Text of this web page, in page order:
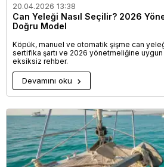
20.04.2026 13:38
Can Yeleği Nasıl Seçilir? 2026
Doğru Model
Köpük, manuel ve otomatik şişme can
sertifika şartı ve 2026 yönetmeliğine
eksiksiz rehber.
Devamını oku